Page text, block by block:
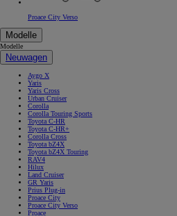
Proace City Verso
Modelle
Modelle
Neuwagen
Aygo X
Yaris
Yaris Cross
Urban Cruiser
Corolla
Corolla Touring Sports
Toyota C-HR
Toyota C-HR+
Corolla Cross
Toyota bZ4X
Toyota bZ4X Touring
RAV4
Hilux
Land Cruiser
GR Yaris
Prius Plug-in
Proace City
Proace City Verso
Proace